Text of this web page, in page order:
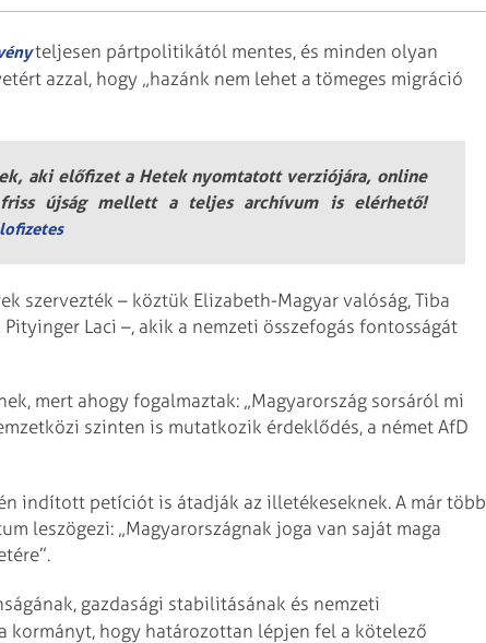
teljesen pártpolitikától mentes, és minden olyan
azzal, hogy „hazánk nem lehet a tömeges migráció
aki előfizet a Hetek nyomtatott verziójára, online
újság mellett a teljes archívum is elérhető!
szervezték – köztük Elizabeth-Magyar valóság, Tiba
Laci –, akik a nemzeti összefogás fontosságát
mert ahogy fogalmaztak: „Magyarország sorsáról mi
szinten is mutatkozik érdeklődés, a német AfD
indított petíciót is átadják az illetékeseknek. A már több
leszögezi: „Magyarországnak joga van saját maga
gazdasági stabilitásának és nemzeti
kormányt, hogy határozottan lépjen fel a kötelező